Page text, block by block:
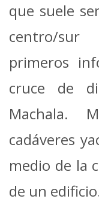
que suele
centro/
primeros
cruce de
Machala.
cadáveres
medio de la
de un